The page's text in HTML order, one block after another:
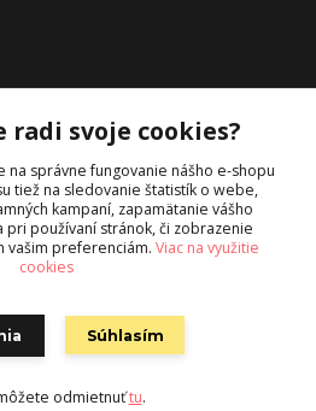
na Eshop-rychlo.sk
radi svoje cookies?
na správne fungovanie nášho e-shopu
tiež na sledovanie štatistík o webe,
kampaní, zapamätanie vášho
používaní stránok, či zobrazenie
vašim preferenciám. Viac na využitie
cookies
Súhlasím
odmietnuťtu.